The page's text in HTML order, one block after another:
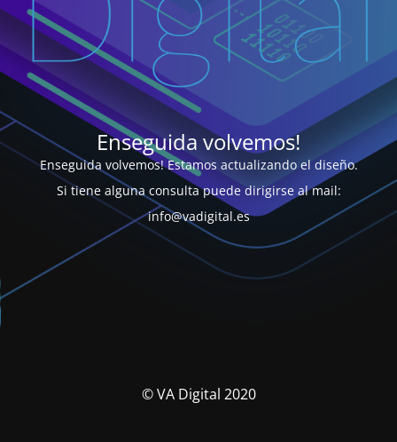
Enseguida volvemos!
Enseguida volvemos! Estamos actualizando el diseño.
Si tiene alguna consulta puede dirigirse al mail:
info@vadigital.es
© VA Digital 2020